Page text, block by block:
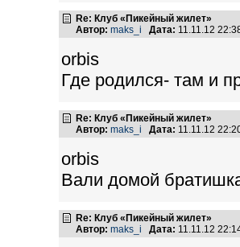
Re: Клуб «Пикейный жилет»
Автор: maks_i Дата: 11.11.12
orbis
Где родился- там и
Re: Клуб «Пикейный жилет»
Автор: maks_i Дата: 11.11.12
orbis
Вали домой
Re: Клуб «Пикейный жилет»
Автор: maks_i Дата: 11.11.12